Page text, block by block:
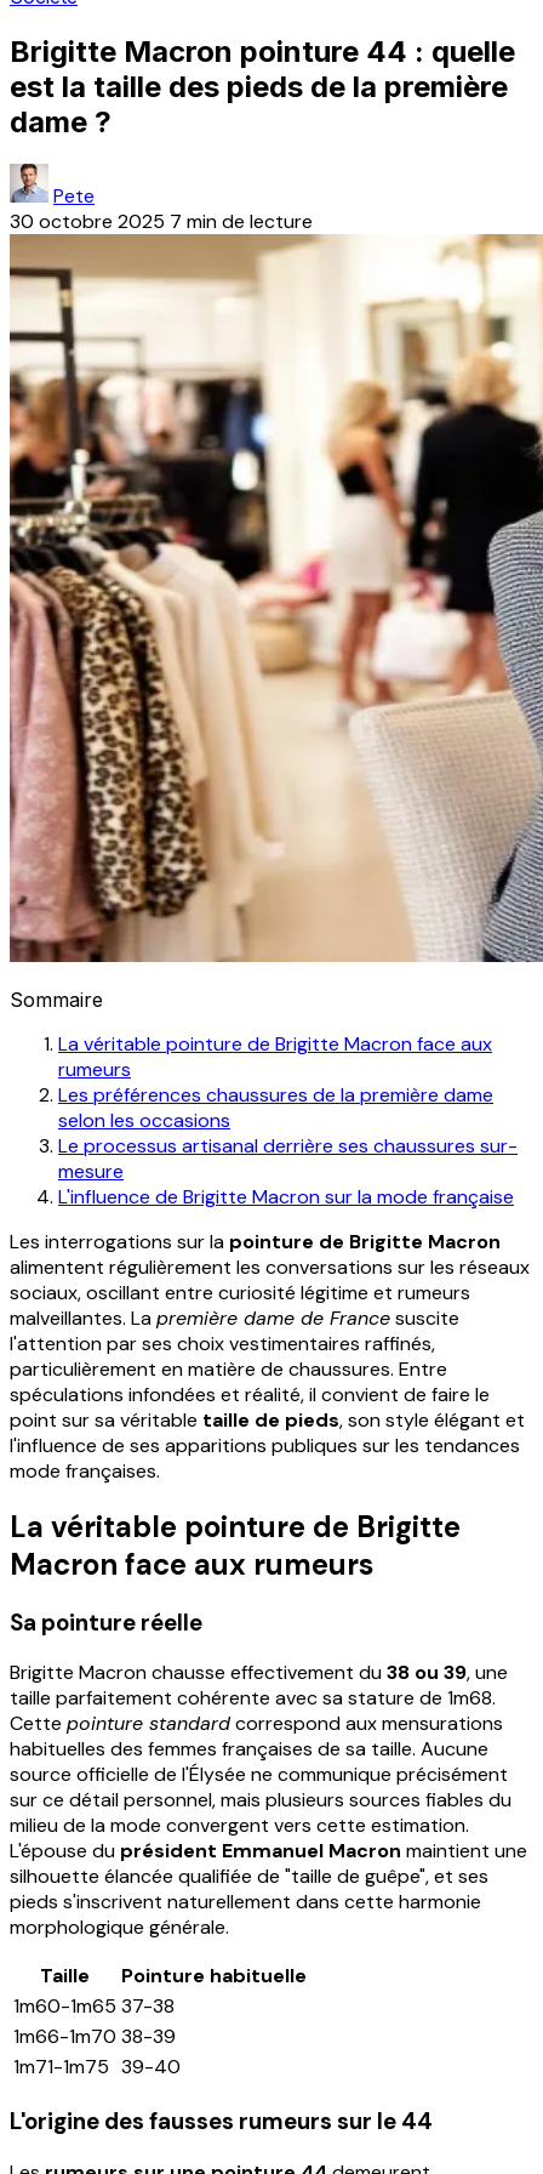
Brigitte Macron pointure 44 : quelle
est la taille des pieds de la première
dame ?
Pete
30 octobre 2025 7 min de lecture
Sommaire
La véritable pointure de Brigitte Macron face aux
rumeurs
Les préférences chaussures de la première dame
selon les occasions
Le processus artisanal derrière ses chaussures sur-
mesure
L'influence de Brigitte Macron sur la mode française
Les interrogations sur la pointure de Brigitte Macron
alimentent régulièrement les conversations sur les réseaux
sociaux, oscillant entre curiosité légitime et rumeurs
malveillantes. Lapremière dame de Francesuscite
l'attention par ses choix vestimentaires raffinés,
particulièrement en matière de chaussures. Entre
spéculations infondées et réalité, il convient de faire le
point sur sa véritable taille de pieds, son style élégant et
l'influence de ses apparitions publiques sur les tendances
mode françaises.
La véritable pointure de Brigitte
Macron face aux rumeurs
Sa pointure réelle
Brigitte Macron chausse effectivement du38 ou 39, une
taille parfaitement cohérente avec sa stature de 1m68.
Cette pointure standardcorrespond aux mensurations
habituelles des femmes françaises de sa taille. Aucune
source officielle de l'Élysée ne communique précisément
sur ce détail personnel, mais plusieurs sources fiables du
milieu de la mode convergent vers cette estimation.
L'épouse du président Emmanuel Macron maintient une
silhouette élancée qualifiée de "taille de guêpe", et ses
pieds s'inscrivent naturellement dans cette harmonie
morphologique générale.
Taille
Pointure habituelle
1m60-1m65 37-38
1m66-1m70 38-39
1m71-1m75 39-40
L'origine des fausses rumeurs sur le 44